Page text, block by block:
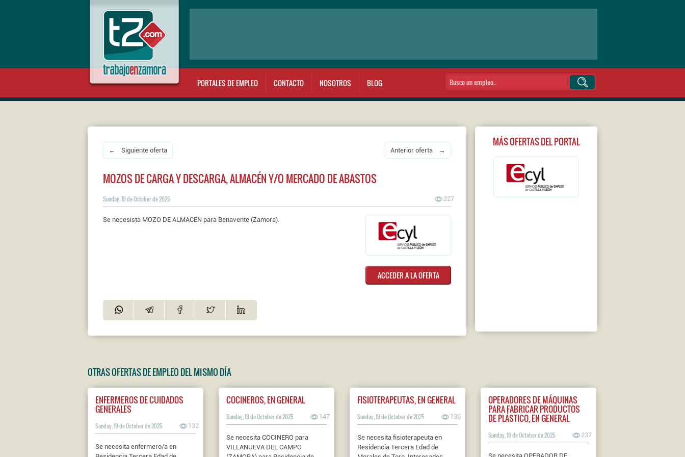
PORTALES DE EMPLEO CONTACTO NOSOTROS BLOG
← Siguiente oferta Anterior oferta →
MOZOS DE CARGA Y DESCARGA, ALMACÉN Y/O MERCADO DE ABASTOS
Sunday, 19 de October de 2025 227
Se necesista MOZO DE ALMACEN para Benavente (Zamora).
ACCEDER A LA OFERTA
MÁS OFERTAS DEL PORTAL
OTRAS OFERTAS DE EMPLEO DEL MISMO DÍA
ENFERMEROS DE CUIDADOS
GENERALES
Sunday, 19 de October de 2025 132
Se necesita enfermero/a en
COCINEROS, EN GENERAL
Sunday, 19 de October de 2025 147
Se necesita COCINERO para
VILLANUEVA DEL CAMPO
FISIOTERAPEUTAS, EN GENERAL
Sunday, 19 de October de 2025 136
Se necesita fisioterapeuta en
Residencia Tercera Edad de
OPERADORES DE MÁQUINAS
PARA FABRICAR PRODUCTOS
DE PLÁSTICO, EN GENERAL
Sunday, 19 de October de 2025 237